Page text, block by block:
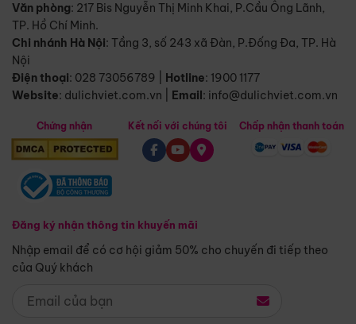
Văn phòng: 217 Bis Nguyễn Thị Minh Khai, P.Cầu Ông Lãnh,
TP. Hồ Chí Minh.
Chi nhánh Hà Nội: Tầng 3, số 243 xã Đàn, P.Đống Đa, TP. Hà
Nội
Điện thoại: 028 73056789 Hotline: 1900 1177
Website: dulichviet.com.vn Email: info@dulichviet.com.vn
Chứng nhận
Đăng ký nhận thông tin khuyến mãi
Nhập email để có cơ hội giảm 50% cho chuyến đi tiếp theo
của Quý khách
Kết nối với chúng tôi Chấp nhận thanh toán